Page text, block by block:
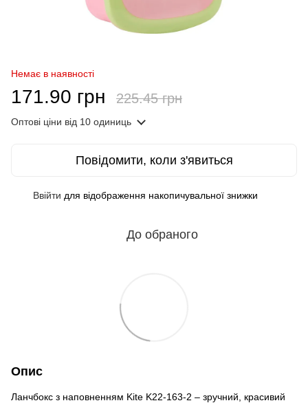
Немає в наявності
171.90 грн 225.45 грн
Оптові ціни від 10 одиниць
Повідомити, коли з'явиться
Ввійти для відображення накопичувальної знижки
До обраного
Опис
Ланчбокс з наповненням Kite K22-163-2 – зручний, красивий